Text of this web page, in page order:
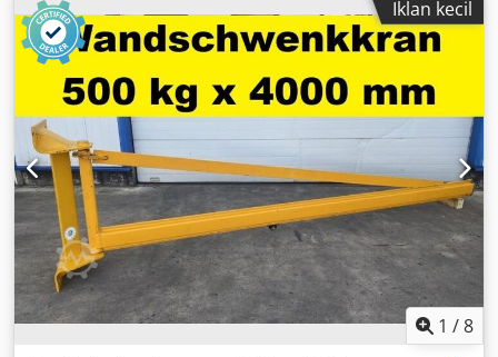
capacity: 125 kg (0.125 t) Technical details of the system: -
Crane runway made from Demag KBK1 sections - System is
delivered complete: KBK rails, rail connectors, trolleys, end
plates, cable carriers, power supply, brackets/hangers, etc.
- Includes 1 bridge with Demag DC-COM chain hoist (125
kg capacity) The crane is disassembled and available
immediately. Very good used condition, see pictures.
Dcsdpjpiarnjfx Aqijk Item location: 75053 Gondelsheim
Shipping by freight forwarder or collection by appointment
only. Demag KBK1, KBK2, and KBK3 rails in stock! Other
KBK systems available. Load capacities from 125 kg up to
1600 kg. Please inquire about your crane runway
requirements, including jib load and dimensions.
Iklan kecil
1 /8